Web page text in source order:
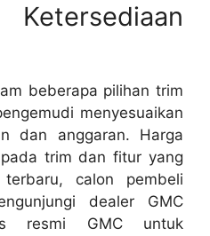
beberapa pilihan trim
menyesuaikan
dan anggaran. Harga
trim dan fitur yang
calon pembeli
dealer GMC
resmi GMC untuk